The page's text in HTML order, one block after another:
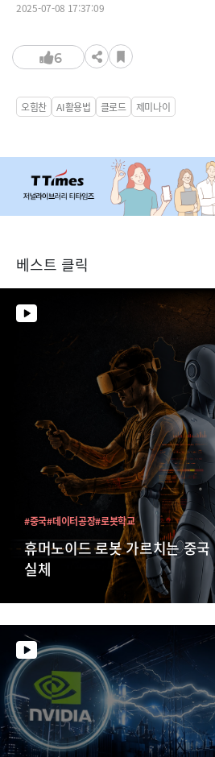
2025-07-08 17:37:09
6
오힘찬 AI활용법 클로드 제미나이
베스트 클릭
휴머노이드 로봇 가르치는 중
실체
#중국#데이터공장#로봇학교